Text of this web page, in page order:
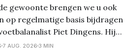
De kwart-, sprint- en
zijn volledig volzet en ook de
Just 4
gewoonte brengen we u ook
op regelmatige basis bijdragen
Piet Dingens. Hij
ons de ploeg die het moet
7 AUG. 2026 3 MIN